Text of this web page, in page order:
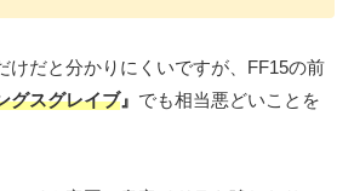
けだと分かりにくいですが、FF15の前
グスグレイブ』 でも相当悪どいことを